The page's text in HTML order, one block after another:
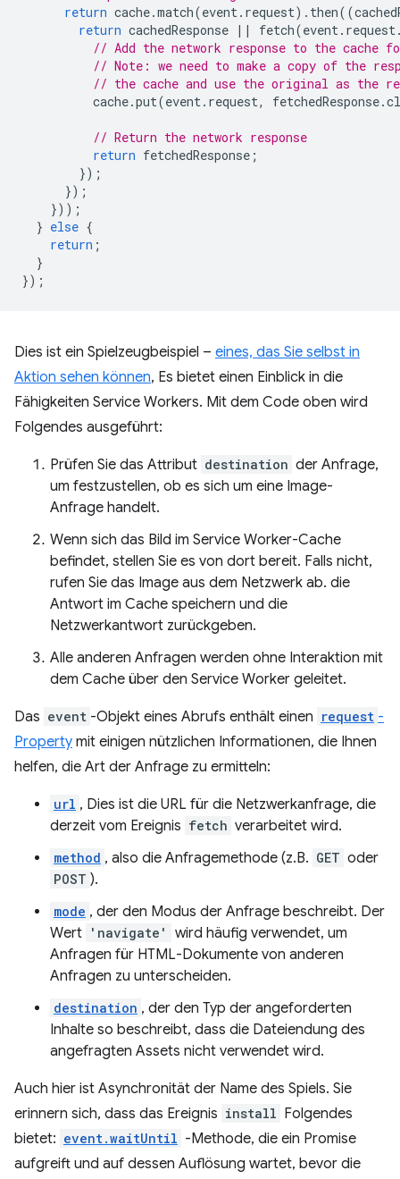
return cache.match(event. request). then((
return cachedResponse || fetch(event. request
// Add the network response to the
// Note: we need to make a copy of the
// the cache and use the original as the
cache.put(event. request, fetchedResponse.
// Return the network response
return fetchedResponse ;
});
});
}));
} else {
return ;
}
});
Dies ist ein Spielzeugbeispiel – eines, das Sie selbst in
Aktion sehen können, Es bietet einen Einblick in die
Fähigkeiten Service Workers. Mit dem Code oben wird
Folgendes ausgeführt:
Prüfen Sie das Attribut destination der Anfrage,
um festzustellen, ob es sich um eine Image-
Anfrage handelt.
Wenn sich das Bild im Service Worker-Cache
befindet, stellen Sie es von dort bereit. Falls nicht,
rufen Sie das Image aus dem Netzwerk ab. die
Antwort im Cache speichern und die
Netzwerkantwort zurückgeben.
Alle anderen Anfragen werden ohne Interaktion mit
dem Cache über den Service Worker geleitet.
Das event -Objekt eines Abrufs enthält einen request -
Property mit einigen nützlichen Informationen, die Ihnen
helfen, die Art der Anfrage zu ermitteln:
url , Dies ist die URL für die Netzwerkanfrage, die
derzeit vom Ereignis fetch verarbeitet wird.
method , also die Anfragemethode (z.B. GET oder
POST ).
mode , der den Modus der Anfrage beschreibt. Der
Wert 'navigate'
wird häufig verwendet, um
Anfragen für HTML-Dokumente von anderen
Anfragen zu unterscheiden.
destination , der den Typ der angeforderten
Inhalte so beschreibt, dass die Dateiendung des
angefragten Assets nicht verwendet wird.
Auch hier ist Asynchronität der Name des Spiels. Sie
erinnern sich, dass das Ereignis install Folgendes
bietet: event.waitUntil -Methode, die ein Promise
aufgreift und auf dessen Auflösung wartet, bevor die